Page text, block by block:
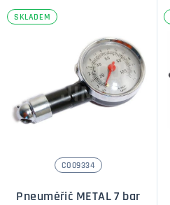
SKLADEM
CO09334
Pneuměřič METAL 7 bar